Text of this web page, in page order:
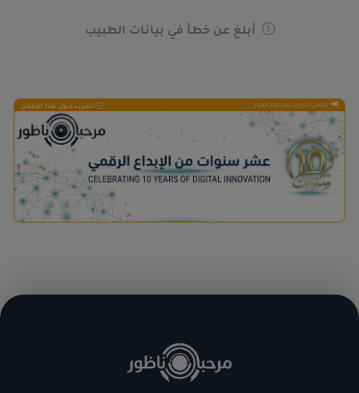
أبلغ عن خطأ في بيانات الطبيب
إعلان خاص بمرحباناظور المزيد حول هذا الإعلان